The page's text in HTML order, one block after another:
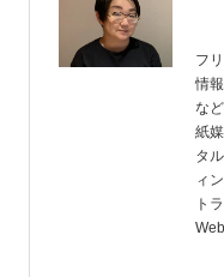
フ
情
な
紙
タ
ィ
ト